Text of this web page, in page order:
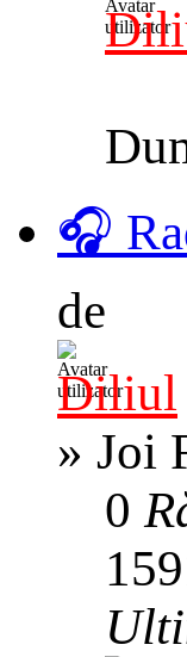
🎧
de
Diliul
» Joi
0